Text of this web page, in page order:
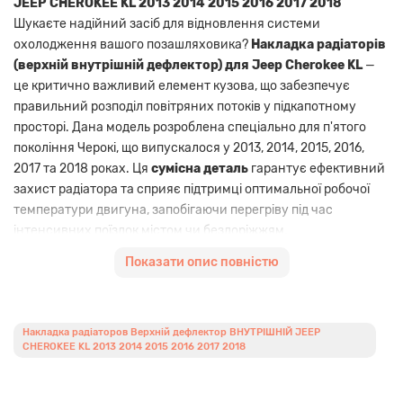
Шукаєте надійний засіб для відновлення системи
охолодження вашого позашляховика? Накладка радіаторів
(верхній внутрішній дефлектор) для Jeep Cherokee KL—
це критично важливий елемент кузова, що забезпечує
правильний розподіл повітряних потоків у підкапотному
просторі. Дана модель розроблена спеціально для п'ятого
покоління Черокі, що випускалося у 2013, 2014, 2015, 2016,
2017 та 2018 роках. Ця сумісна деталь гарантує ефективний
захист радіатора та сприяє підтримці оптимальної робочої
температури двигуна, запобігаючи перегріву під час
інтенсивних поїздок містом чи бездоріжжям.
Використання якісногоаналогадозволяє суттєво
вібраційні навантаження. Завдяки точній відповідності
Показати опис повністю
Накладка радіаторов Верхній дефлектор ВНУТРІШНІЙ JEEP
CHEROKEE KL 2013 2014 2015 2016 2017 2018